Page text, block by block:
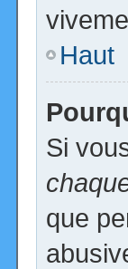
Haut
Si
que